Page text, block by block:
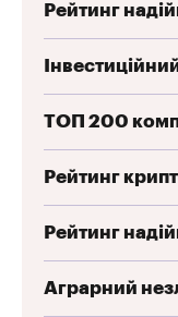
Рейтинг
ТОП 200
Рейтинг
Рейтинг
Аграрний